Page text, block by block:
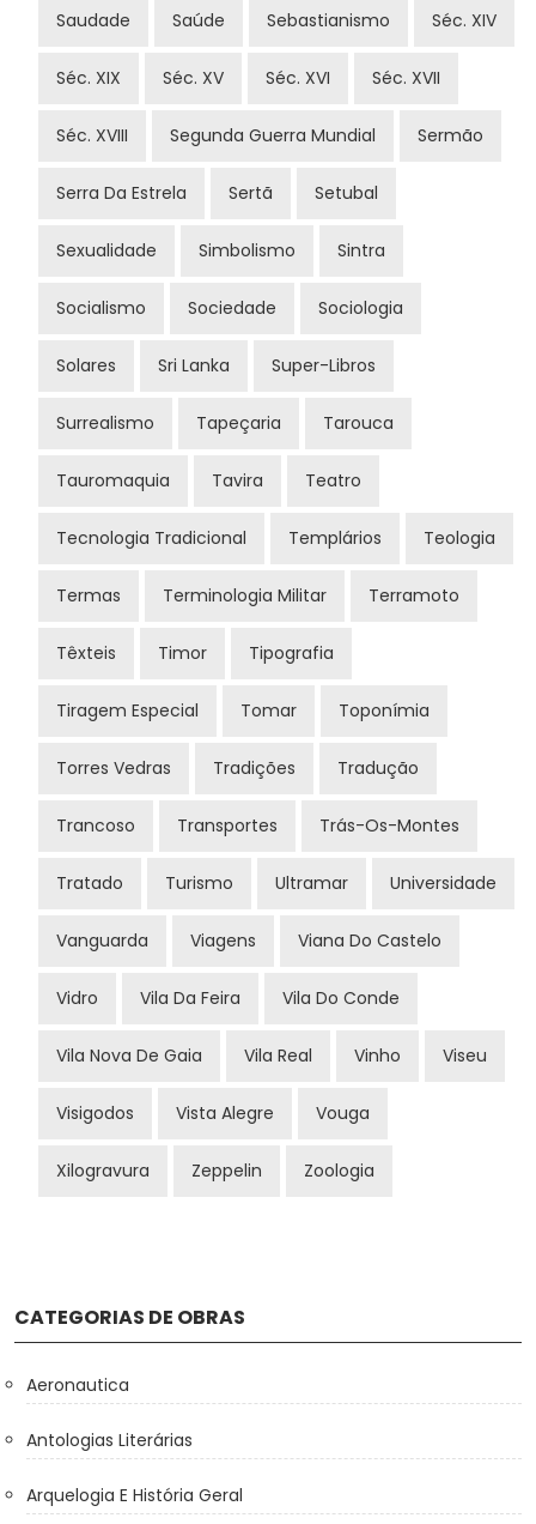
CATEGORIAS DE OBRAS
Aeronautica
Antologias Literárias
Arquelogia E História Geral
Saudade Saúde Sebastianismo Séc. XIV
Séc. XIX Séc. XV Séc. XVI Séc. XVII
Séc. XVIII Segunda Guerra Mundial Sermão
Serra Da Estrela Sertã Setubal
Sexualidade Simbolismo Sintra
Socialismo Sociedade Sociologia
Solares Sri Lanka Super-Libros
Surrealismo Tapeçaria Tarouca
Tauromaquia Tavira Teatro
Tecnologia Tradicional Templários Teologia
Termas Terminologia Militar Terramoto
Têxteis Timor Tipografia
Tiragem Especial Tomar Toponímia
Torres Vedras Tradições Tradução
Trancoso Transportes Trás-Os-Montes
Tratado Turismo Ultramar Universidade
Vanguarda Viagens Viana Do Castelo
Vidro Vila Da Feira Vila Do Conde
Vila Nova De Gaia Vila Real Vinho Viseu
Visigodos Vista Alegre Vouga
Xilogravura Zeppelin Zoologia